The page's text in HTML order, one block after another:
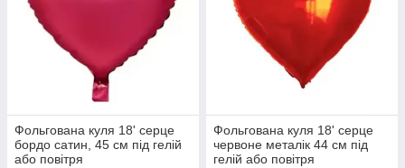
Фольгована куля 18' серце
бордо сатин, 45 см під гелій
або повітря
Фольгована куля 18' серце
червоне металік 44 см під
гелій або повітря